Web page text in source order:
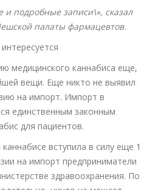
и подробные записи\», сказал
палаты фармацевтов.
медицинского каннабиса еще,
вещи. Еще никто не выявил
на импорт. Импорт в
единственным законным
для пациентов.
вступила в силу еще 1
на импорт предприниматели
здравоохранения. По